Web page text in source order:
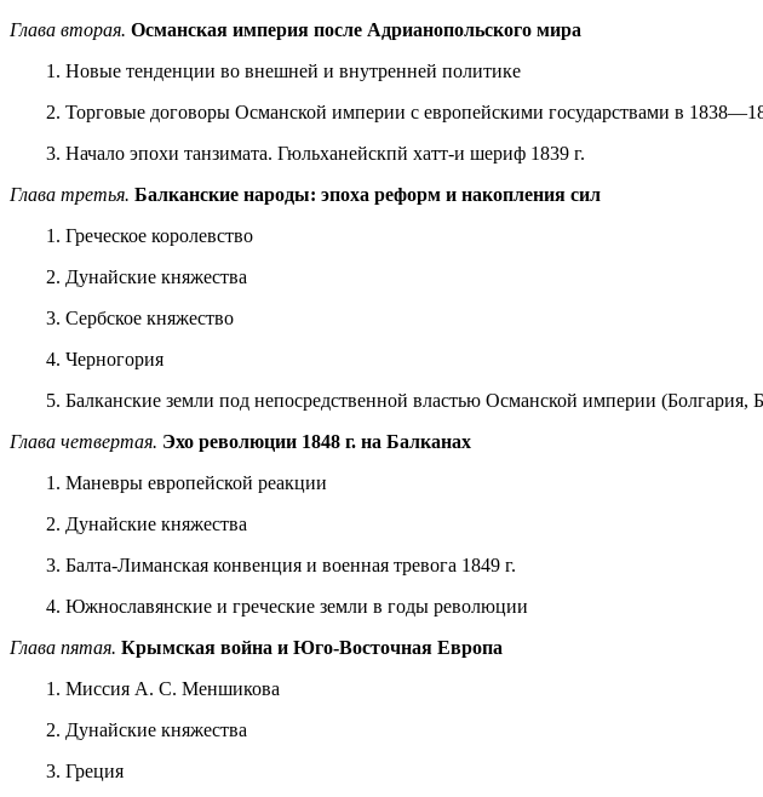
Глава вторая. Османская империя после Адрианопольского мира
1. Новые тенденции во внешней и внутренней политике
2. Торговые договоры Османской империи с европейскими государствами в
3. Начало эпохи танзимата. Гюльханейскпй хатт-и ше­риф 1839 г.
Глава третья. Балканские народы: эпоха реформ и накопления сил
1. Греческое королевство
2. Дунайские княжества
3. Сербское княжество
4. Черногория
5. Балканские земли под непосредственной властью Осман­ской империи (Болгария,
Глава четвертая. Эхо революции 1848 г. на Балканах
1. Маневры европейской реакции
2. Дунайские княжества
3. Балта-Лиманская конвенция и военная тревога 1849 г.
4. Южнославянские и греческие земли в годы революции
Глава пятая. Крымская война и Юго-Восточная Европа
1. Миссия А. С. Меншикова
2. Дунайские княжества
3. Греция